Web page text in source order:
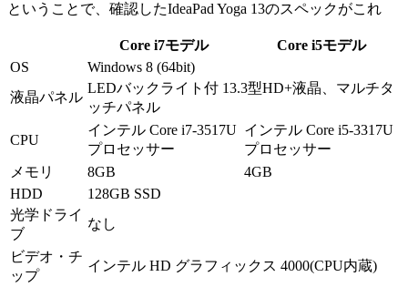
ということで、確認したIdeaPad Yoga 13のスペックがこれ
Core i7モデル
Core i5モデル
OS
Windows 8 (64bit)
液晶パネル
LEDバックライト付 13.3型HD+液晶、マルチタ
ッチパネル
CPU
インテル Core i7-3517U
プロセッサー
インテル Core i5-3317U
プロセッサー
メモリ
8GB
4GB
HDD
128GB SSD
光学ドライ
ブ
なし
ビデオ・チ
ップ
インテル HD グラフィックス 4000(CPU内蔵)